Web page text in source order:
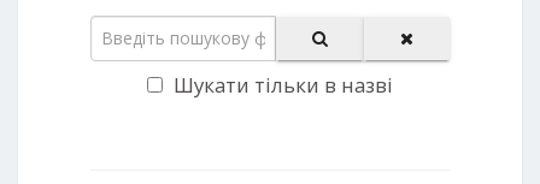
Шукати тільки в назві